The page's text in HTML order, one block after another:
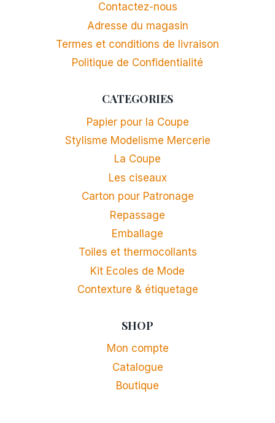
Contactez-nous
Adresse du magasin
Termes et conditions de livraison
Politique de Confidentialité
CATEGORIES
Papier pour la Coupe
Stylisme Modelisme Mercerie
La Coupe
Les ciseaux
Carton pour Patronage
Repassage
Emballage
Toiles et thermocollants
Kit Ecoles de Mode
Contexture & étiquetage
SHOP
Mon compte
Catalogue
Boutique